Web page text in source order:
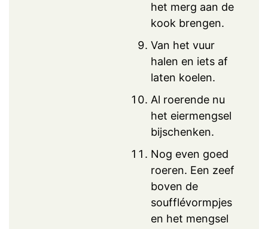
het merg aan de
kook brengen.
Van het vuur
halen en iets af
laten koelen.
Al roerende nu
het eiermengsel
bijschenken.
Nog even goed
roeren. Een zeef
boven de
soufflévormpjes
en het mengsel